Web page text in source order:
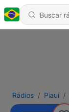
Rádios Piauí